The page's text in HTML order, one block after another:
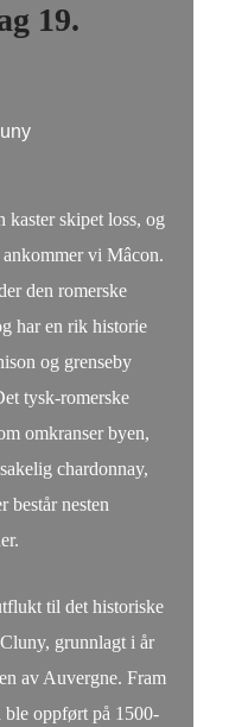
19.
skipet loss, og
ankommer vi Mâcon.
den romerske
har en rik historie
og grenseby
tysk-romerske
omkranser byen,
chardonnay,
består nesten
til det historiske
grunnlagt i år
av Auvergne. Fram
oppført på 1500-